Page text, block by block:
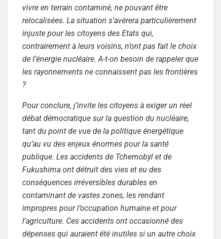
vivre en terrain contaminé, ne pouvant être
relocalisées. La situation s’avèrera particulièrement
injuste pour les citoyens des Etats qui,
contrairement à leurs voisins, n’ont pas fait le choix
de l’énergie nucléaire. A-t-on besoin de rappeler que
les rayonnements ne connaissent pas les frontières
?
Pour conclure, j’invite les citoyens à exiger un réel
débat démocratique sur la question du nucléaire,
tant du point de vue de la politique énergétique
qu’au vu des enjeux énormes pour la santé
publique. Les accidents de Tchernobyl et de
Fukushima ont détruit des vies et eu des
conséquences irréversibles durables en
contaminant de vastes zones, les rendant
impropres pour l’occupation humaine et pour
l’agriculture. Ces accidents ont occasionné des
dépenses qui auraient été inutiles si un autre choix